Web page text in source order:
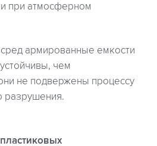
при атмосферном
армированные емкости
чем
не подвержены процессу
разрушения.